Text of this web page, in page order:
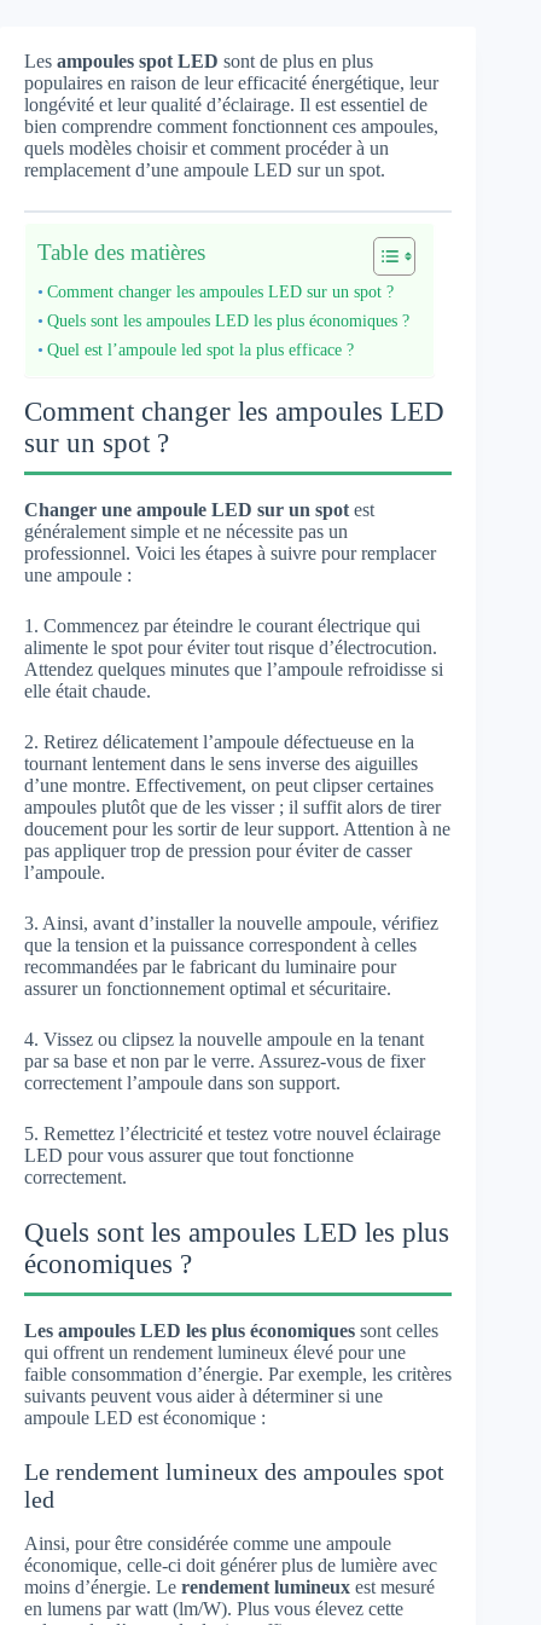
Les ampoules spot LED sont de plus en plus
populaires en raison de leur efficacité énergétique, leur
longévité et leur qualité d’éclairage. Il est essentiel de
bien comprendre comment fonctionnent ces ampoules,
quels modèles choisir et comment procéder à un
remplacement d’une ampoule LED sur un spot.
Table des matières
Comment changer les ampoules LED sur un spot ?
Quels sont les ampoules LED les plus économiques ?
Quel est l’ampoule led spot la plus efficace ?
Comment changer les ampoules LED
sur un spot ?
Changer une ampoule LED sur un spot est
généralement simple et ne nécessite pas un
professionnel. Voici les étapes à suivre pour remplacer
une ampoule :
1. Commencez par éteindre le courant électrique qui
alimente le spot pour éviter tout risque d’électrocution.
Attendez quelques minutes que l’ampoule refroidisse si
elle était chaude.
2. Retirez délicatement l’ampoule défectueuse en la
tournant lentement dans le sens inverse des aiguilles
d’une montre. Effectivement, on peut clipser certaines
ampoules plutôt que de les visser ; il suffit alors de tirer
doucement pour les sortir de leur support. Attention à ne
pas appliquer trop de pression pour éviter de casser
l’ampoule.
3. Ainsi, avant d’installer la nouvelle ampoule, vérifiez
que la tension et la puissance correspondent à celles
recommandées par le fabricant du luminaire pour
assurer un fonctionnement optimal et sécuritaire.
4. Vissez ou clipsez la nouvelle ampoule en la tenant
par sa base et non par le verre. Assurez-vous de fixer
correctement l’ampoule dans son support.
5. Remettez l’électricité et testez votre nouvel éclairage
LED pour vous assurer que tout fonctionne
correctement.
Quels sont les ampoules LED les plus
économiques ?
Les ampoules LED les plus économiques sont celles
qui offrent un rendement lumineux élevé pour une
faible consommation d’énergie. Par exemple, les critères
suivants peuvent vous aider à déterminer si une
ampoule LED est économique :
Le rendement lumineux des ampoules spot
led
Ainsi, pour être considérée comme une ampoule
économique, celle-ci doit générer plus de lumière avec
moins d’énergie. Le rendement lumineux est mesuré
en lumens par watt (lm/W). Plus vous élevez cette